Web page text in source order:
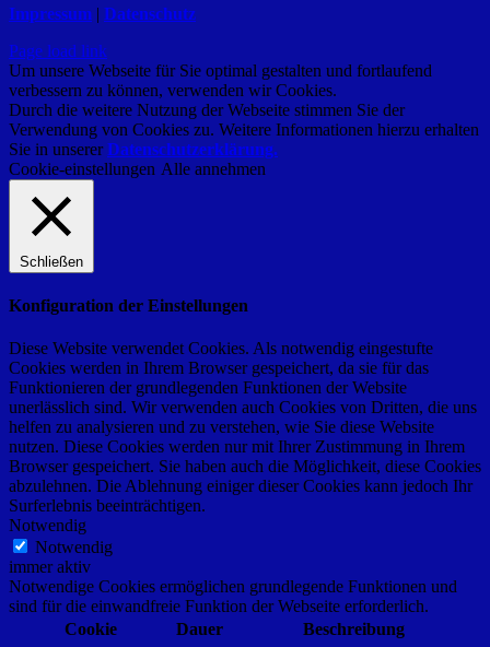
Impressum | Datenschutz
Page load link
Um unsere Webseite für Sie optimal gestalten und fortlaufend
verbessern zu können, verwenden wir Cookies.
Durch die weitere Nutzung der Webseite stimmen Sie der
Verwendung von Cookies zu. Weitere Informationen hierzu erhalten
Sie in unsererDatenschutzerklärung.
Cookie-einstellungen Alle annehmen
Schließen
Konfiguration der Einstellungen
Diese Website verwendet Cookies. Als notwendig eingestufte
Cookies werden in Ihrem Browser gespeichert, da sie für das
Funktionieren der grundlegenden Funktionen der Website
unerlässlich sind. Wir verwenden auch Cookies von Dritten, die uns
helfen zu analysieren und zu verstehen, wie Sie diese Website
nutzen. Diese Cookies werden nur mit Ihrer Zustimmung in Ihrem
Browser gespeichert. Sie haben auch die Möglichkeit, diese Cookies
abzulehnen. Die Ablehnung einiger dieser Cookies kann jedoch Ihr
Surferlebnis beeinträchtigen.
Notwendig
Notwendig
immer aktiv
Notwendige Cookies ermöglichen grundlegende Funktionen und
sind für die einwandfreie Funktion der Webseite erforderlich.
Cookie
Dauer
Beschreibung